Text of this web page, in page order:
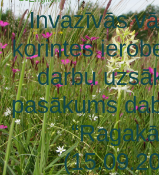
Invazīvās
korintes
darbu
pasākums